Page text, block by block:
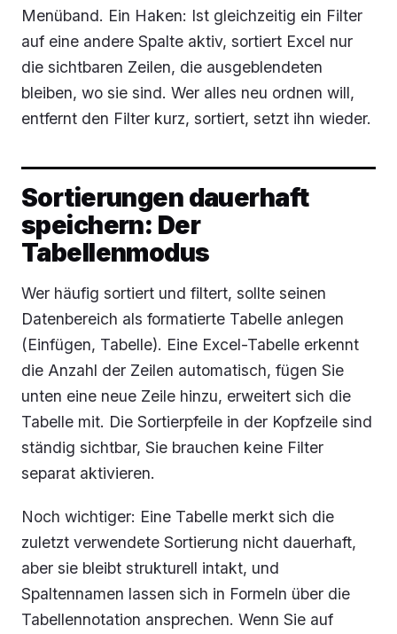
Menüband. Ein Haken: Ist gleichzeitig ein Filter
auf eine andere Spalte aktiv, sortiert Excel nur
die sichtbaren Zeilen, die ausgeblendeten
bleiben, wo sie sind. Wer alles neu ordnen will,
entfernt den Filter kurz, sortiert, setzt ihn wieder.
Sortierungen dauerhaft
speichern: Der
Tabellenmodus
Wer häufig sortiert und filtert, sollte seinen
Datenbereich als formatierte Tabelle anlegen
(Einfügen, Tabelle). Eine Excel-Tabelle erkennt
die Anzahl der Zeilen automatisch, fügen Sie
unten eine neue Zeile hinzu, erweitert sich die
Tabelle mit. Die Sortierpfeile in der Kopfzeile sind
ständig sichtbar, Sie brauchen keine Filter
separat aktivieren.
Noch wichtiger: Eine Tabelle merkt sich die
zuletzt verwendete Sortierung nicht dauerhaft,
aber sie bleibt strukturell intakt, und
Spaltennamen lassen sich in Formeln über die
Tabellennotation ansprechen. Wenn Sie auf